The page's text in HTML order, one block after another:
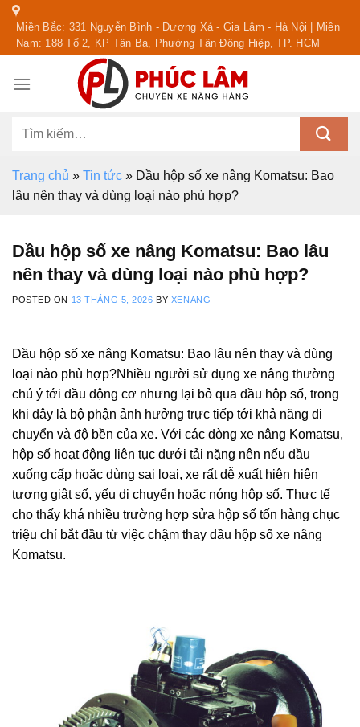
Skip
content
Miền Bắc: 331 Nguyễn Bình - Dương Xá - Gia Lâm - Hà Nội | Miền
Nam: 188 Tổ 2, KP Tân Ba, Phường Tân Đông Hiệp, TP. HCM
Tìm
Trang chủ » Tin tức » Dầu hộp số xe nâng Komatsu: Bao
lâu nên thay và dùng loại nào phù hợp?
Dầu hộp số xe nâng Komatsu: Bao lâu
nên thay và dùng loại nào phù hợp?
POSTED ON 13 THÁNG 5, 2026 BY XENANG
Dầu hộp số xe nâng Komatsu: Bao lâu nên thay và dùng
loại nào phù hợp?Nhiều người sử dụng xe nâng thường
chú ý tới dầu động cơ nhưng lại bỏ qua dầu hộp số, trong
khi đây là bộ phận ảnh hưởng trực tiếp tới khả năng di
chuyển và độ bền của xe. Với các dòng xe nâng Komatsu,
hộp số hoạt động liên tục dưới tải nặng nên nếu dầu
xuống cấp hoặc dùng sai loại, xe rất dễ xuất hiện hiện
tượng giật số, yếu di chuyển hoặc nóng hộp số. Thực tế
cho thấy khá nhiều trường hợp sửa hộp số tốn hàng chục
triệu chỉ bắt đầu từ việc chậm thay dầu hộp số xe nâng
Komatsu.